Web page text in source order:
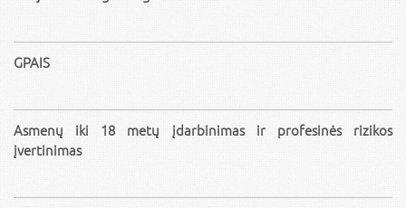
GPAIS
Asmenų iki 18 metų įdarbinimas ir profesinės rizikos
įvertinimas